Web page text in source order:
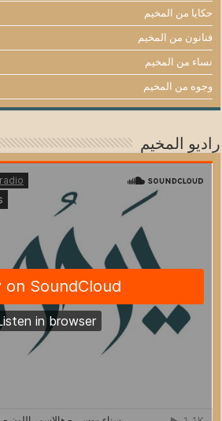
حكايا من المخيم
فنانون من المخيم
نساء من المخيم
وجوه من المخيم
راديو المخيم